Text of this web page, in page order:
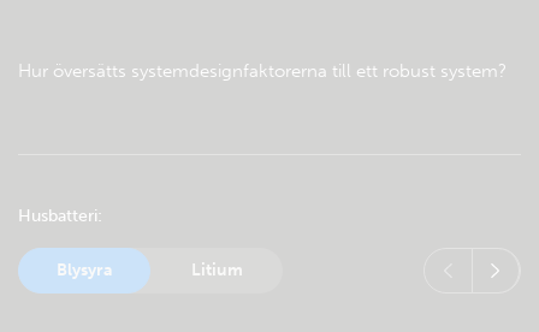
Hur översätts systemdesignfaktorerna till ett robust system?
Husbatteri
Blysyra Litium